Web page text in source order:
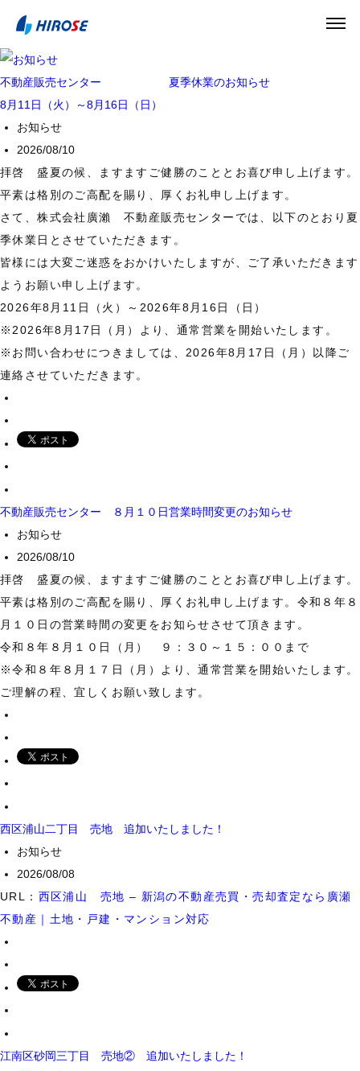
不動産販売センター 夏季休業のお知らせ
8月11日（火）～8月16日（日）
お知らせ
2026/08/10
拝啓 盛夏の候、ますますご健勝のこととお喜び申し上げます。
平素は格別のご高配を賜り、厚くお礼申し上げます。
さて、株式会社廣瀨 不動産販売センターでは、以下のとおり夏
季休業日とさせていただきます。
皆様には大変ご迷惑をおかけいたしますが、ご了承いただきます
ようお願い申し上げます。
2026年8月11日（火）～2026年8月16日（日）
※2026年8月17日（月）より、通常営業を開始いたします。
※お問い合わせにつきましては、2026年8月17日（月）以降ご
連絡させていただきます。
不動産販売センター ８月１０日営業時間変更のお知らせ
お知らせ
2026/08/10
拝啓 盛夏の候、ますますご健勝のこととお喜び申し上げます。
平素は格別のご高配を賜り、厚くお礼申し上げます。令和８年８
月１０日の営業時間の変更をお知らせさせて頂きます。
令和８年８月１０日（月） ９：３０～１５：００まで
※令和８年８月１７日（月）より、通常営業を開始いたします。
ご理解の程、宜しくお願い致します。
西区浦山二丁目 売地 追加いたしました！
お知らせ
2026/08/08
URL： 西区浦山 売地 – 新潟の不動産売買・売却査定なら廣瀬
不動産｜土地・戸建・マンション対応
江南区砂岡三丁目 売地② 追加いたしました！